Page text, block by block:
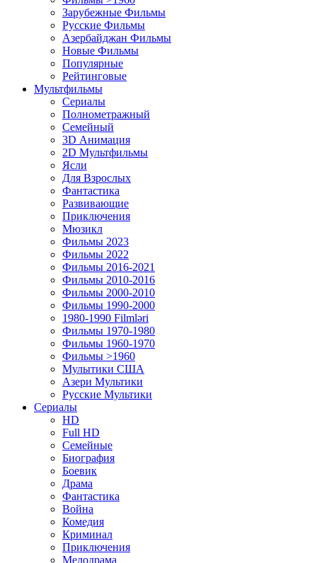
Зарубежные Фильмы
Русские Фильмы
Азербайджан Фильмы
Новые Фильмы
Популярные
Рейтинговые
Мультфильмы
Сериалы
Полнометражный
Семейный
3D Анимация
2D Мультфильмы
Ясли
Для Взрослых
Фантастика
Развивающие
Приключения
Мюзикл
Фильмы 2023
Фильмы 2022
Фильмы 2016-2021
Фильмы 2010-2016
Фильмы 2000-2010
Фильмы 1990-2000
1980-1990 Filmləri
Фильмы 1970-1980
Фильмы 1960-1970
Фильмы >1960
Мулытики США
Азери Мультики
Русские Мультики
Сериалы
HD
Full HD
Семейные
Биография
Боевик
Драма
Фантастика
Война
Комедия
Криминал
Приключения
Мелодрама